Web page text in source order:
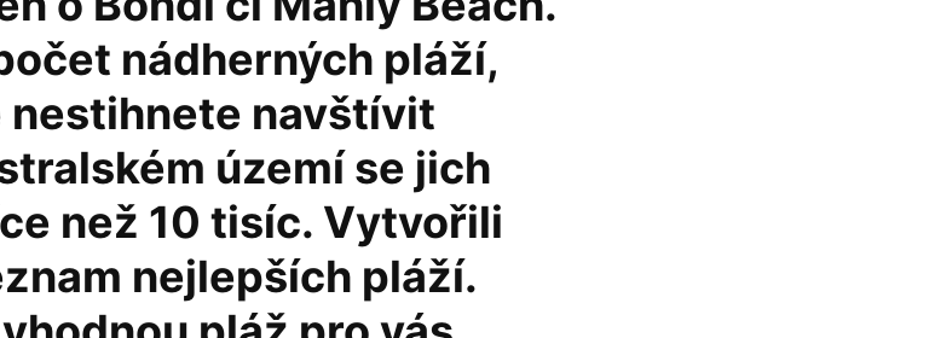
nádherných pláží,
nestihnete navštívit
území se jich
než 10 tisíc. Vytvořili
nejlepších pláží.